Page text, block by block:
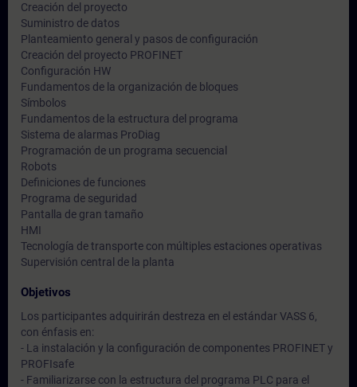
Creación del proyecto
Suministro de datos
Planteamiento general y pasos de configuración
Creación del proyecto PROFINET
Configuración HW
Fundamentos de la organización de bloques
Símbolos
Fundamentos de la estructura del programa
Sistema de alarmas ProDiag
Programación de un programa secuencial
Robots
Definiciones de funciones
Programa de seguridad
Pantalla de gran tamaño
HMI
Tecnología de transporte con múltiples estaciones operativas
Supervisión central de la planta
Objetivos
Los participantes adquirirán destreza en el estándar VASS 6,
con énfasis en:
- La instalación y la configuración de componentes PROFINET y
PROFIsafe
- Familiarizarse con la estructura del programa PLC para el